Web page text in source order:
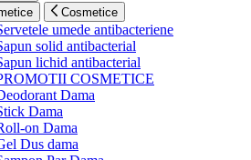
Cosmetice
umede antibacteriene
solid antibacterial
lichid antibacterial
COSMETICE
Dama
Dama
on Dama
Dus dama